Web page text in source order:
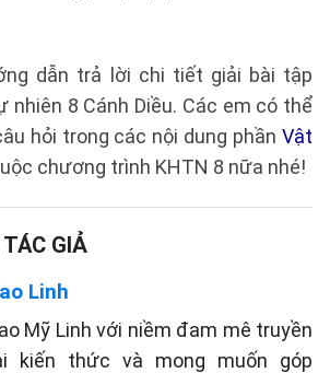
dẫn trả lời chi tiết giải bài tập
nhiên 8 Cánh Diều. Các em có thể
hỏi trong các nội dung phần Vật
chương trình KHTN 8 nữa nhé!
TÁC GIẢ
Linh
Mỹ Linh với niềm đam mê truyền
kiến thức và mong muốn góp